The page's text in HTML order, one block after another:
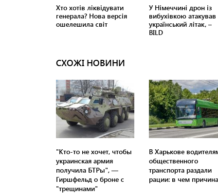
СХОЖІ НОВИНИ
"Кто-то не хочет, чтобы
украинская армия
получила БТРы", —
Гиршфельд о броне с
"трещинами"
В Харькове
общественного
транспорта раздали
рации: в чем причина